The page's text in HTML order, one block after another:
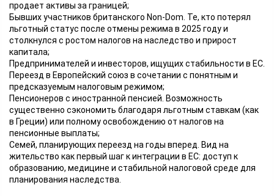
продает активы за границей;
Бывших участников британского Non-Dom. Те, кто потерял
льготный статус после отмены режима в 2025 году и
столкнулся с ростом налогов на наследство и прирост
капитала;
Предпринимателей и инвесторов, ищущих стабильности в ЕС.
Переезд в Европейский союз в сочетании с понятным и
предсказуемым налоговым режимом;
Пенсионеров с иностранной пенсией. Возможность
существенно сэкономить благодаря льготным ставкам (как
в Греции) или полному освобождению от налогов на
пенсионные выплаты;
Семей, планирующих переезд на годы вперед. Вид на
жительство как первый шаг к интеграции в ЕС: доступ к
образованию, медицине и стабильной налоговой среде для
планирования наследства.